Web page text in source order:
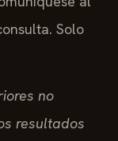
Solo
no
resultados